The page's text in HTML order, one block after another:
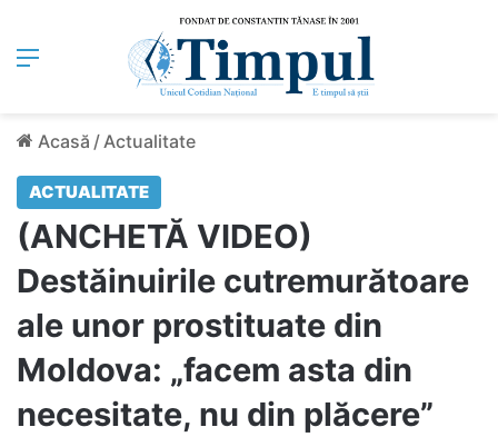
Meniu
Acasă /Actualitate
ACTUALITATE
(ANCHETĂ VIDEO)
Destăinuirile cutremurătoare
ale unor prostituate din
Moldova: „facem asta din
necesitate, nu din plăcere”